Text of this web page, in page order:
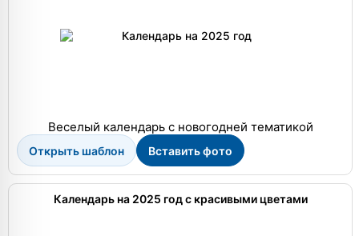
Веселый календарь с новогодней тематикой
Открыть шаблон Вставить фото
Календарь на 2025 год с красивыми цветами